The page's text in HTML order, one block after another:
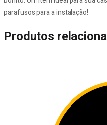
parafusos para a instalação!
Produtos